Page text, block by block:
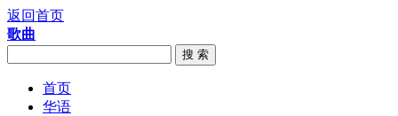
返回首页
歌曲
搜 索
首页
华语